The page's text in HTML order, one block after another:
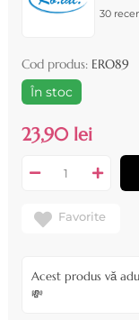
30
Cod produs: ERO89
În stoc
23,90 lei
Favorite
Acest produs vă
💸